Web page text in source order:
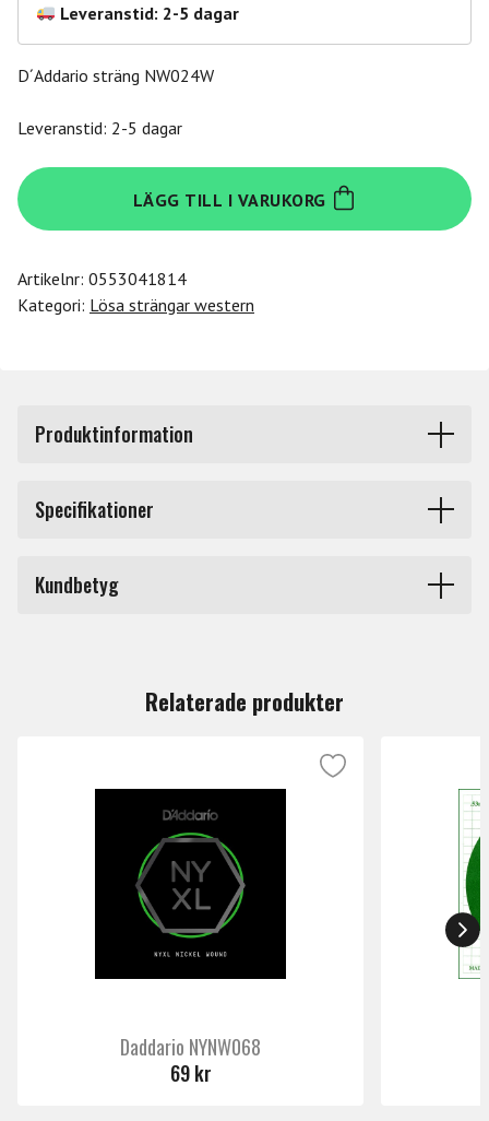
Leveranstid: 2-5 dagar
D´Addario sträng NW024W
Leveranstid: 2-5 dagar
Daddario
NW024
mängd
LÄGG TILL I VARUKORG
Artikelnr: 0553041814
Kategori: Lösa strängar western
Produktinformation
Specifikationer
Kundbetyg
Relaterade produkter
Daddario NYNW068
69 kr